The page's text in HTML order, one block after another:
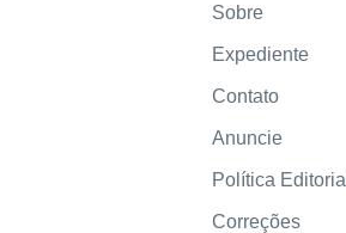
Sobre
Expediente
Contato
Anuncie
Política Editorial
Correções